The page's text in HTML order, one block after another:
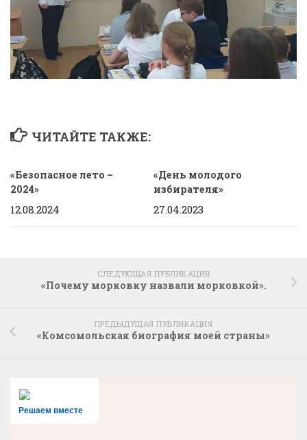
ЧИТАЙТЕ ТАКЖЕ:
«Безопасное лето –
2024»
12.08.2024
«День молодого
избирателя»
27.04.2023
СЛЕДУЮЩАЯ ПУБЛИКАЦИЯ
«Почему морковку назвали морковкой».
ПРЕДЫДУЩАЯ ПУБЛИКАЦИЯ
«Комсомольская биография моей страны»
Решаем вместе